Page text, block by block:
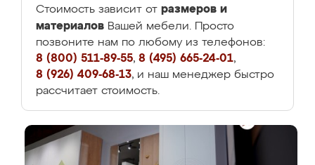
Стоимость зависит от размеров и
материалов Вашей мебели. Просто
позвоните нам по любому из телефонов:
8 (800) 511-89-55, 8 (495) 665-24-01,
8 (926) 409-68-13, и наш менеджер быстро
рассчитает стоимость.